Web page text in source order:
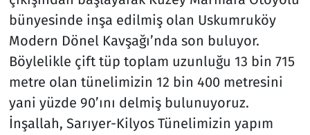
bünyesinde inşa edilmiş olan Uskumruköy
Modern Dönel Kavşağı’nda son buluyor.
Böylelikle çift tüp toplam uzunluğu 13 bin 715
metre olan tünelimizin 12 bin 400 metresini
yani yüzde 90’ını delmiş bulunuyoruz.
İnşallah, Sarıyer-Kilyos Tünelimizin yapım